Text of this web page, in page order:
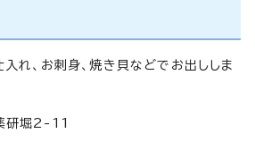
れ、お刺身、焼き貝などでお出ししま
研堀2-11